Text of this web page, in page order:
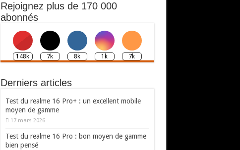
Rejoignez plus de 170 000
abonnés
148k 7k 8k 1k 7k
Derniers articles
Test du realme 16 Pro+ : un excellent mobile
moyen de gamme
17 mars 2026
Test du realme 16 Pro : bon moyen de gamme
bien pensé